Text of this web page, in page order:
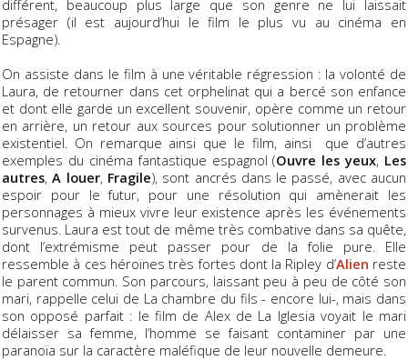
différent, beaucoup plus large que son genre ne lui laissait
présager (il est aujourd’hui le film le plus vu au cinéma en
Espagne).
On assiste dans le film à une véritable régression : la volonté de
Laura, de retourner dans cet orphelinat qui a bercé son enfance
et dont elle garde un excellent souvenir, opère comme un retour
en arrière, un retour aux sources pour solutionner un problème
existentiel. On remarque ainsi que le film, ainsi que d’autres
exemples du cinéma fantastique espagnol (Ouvre les yeux, Les
autres,A louer, Fragile), sont ancrés dans le passé, avec aucun
espoir pour le futur, pour une résolution qui amènerait les
personnages à mieux vivre leur existence après les événements
survenus. Laura est tout de même très combative dans sa quête,
dont l’extrémisme peut passer pour de la folie pure. Elle
ressemble à ces héroïnes très fortes dont la Ripley d’Alien reste
le parent commun. Son parcours, laissant peu à peu de côté son
mari, rappelle celui de La chambre du fils - encore lui-, mais dans
son opposé parfait : le film de Alex de La Iglesia voyait le mari
délaisser sa femme, l’homme se faisant contaminer par une
paranoïa sur la caractère maléfique de leur nouvelle demeure.